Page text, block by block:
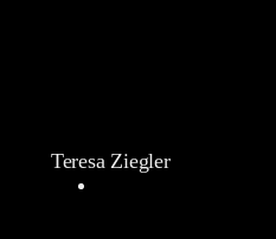
Teresa Ziegler